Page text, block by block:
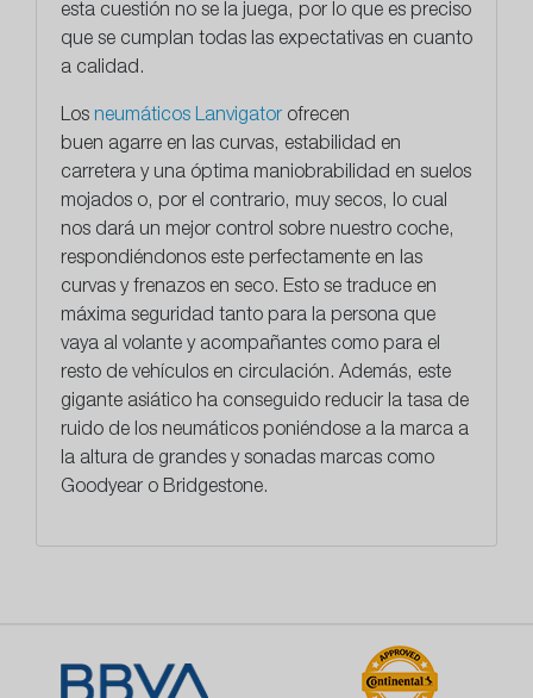
esta cuestión no se la juega, por lo que es preciso
que se cumplan todas las expectativas en cuanto
a calidad.
​Los neumáticos Lanvigator ofrecen
buen agarre en las curvas, estabilidad en
carretera y una óptima maniobrabilidad en suelos
mojados o, por el contrario, muy secos, lo cual
nos dará un mejor control sobre nuestro coche,
respondiéndonos este perfectamente en las
curvas y frenazos en seco. Esto se traduce en
máxima seguridad tanto para la persona que
vaya al volante y acompañantes como para el
resto de vehículos en circulación. Además, este
gigante asiático ha conseguido reducir la tasa de
ruido de los neumáticos poniéndose a la marca a
la altura de grandes y sonadas marcas como
Goodyear o Bridgestone.